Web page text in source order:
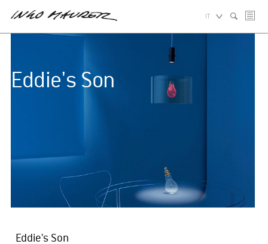
IT
Eddie's Son
Eddie's Son